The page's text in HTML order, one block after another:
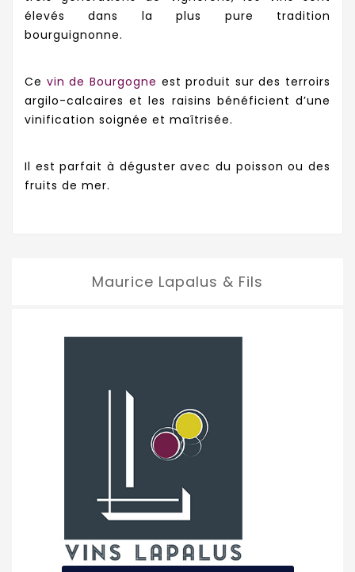
élevés dans la plus pure tradition
bourguignonne.
Ce vin de Bourgogne est produit sur des terroirs
argilo-calcaires et les raisins bénéficient d’une
vinification soignée et maîtrisée.
Il est parfait à déguster avec du poisson ou des
fruits de mer.
Maurice Lapalus & Fils